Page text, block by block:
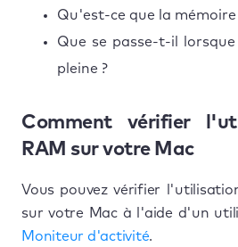
Qu'est-ce que la mémoire
Que se passe-t-il
pleine ?
Comment vérifier
RAM sur votre Mac
Vous pouvez vérifier
sur votre Mac à l'aide d'un
Moniteur d'activité.